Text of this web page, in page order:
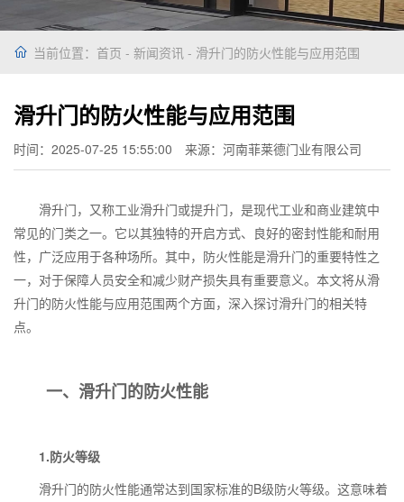
当前位置： 首页 - 新闻资讯 - 滑升门的防火性能与应用范围
滑升门的防火性能与应用范围
时间：2025-07-25 15:55:00 来源：河南菲莱德门业有限公司
滑升门，又称工业滑升门或提升门，是现代工业和商业建筑中
常见的门类之一。它以其独特的开启方式、良好的密封性能和耐用
性，广泛应用于各种场所。其中，防火性能是滑升门的重要特性之
一，对于保障人员安全和减少财产损失具有重要意义。本文将从滑
升门的防火性能与应用范围两个方面，深入探讨滑升门的相关特
点。
一、滑升门的防火性能
1.防火等级
滑升门的防火性能通常达到国家标准的B级防火等级。这意味着